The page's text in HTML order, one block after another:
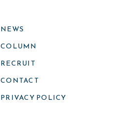
NEWS
COLUMN
RECRUIT
CONTACT
PRIVACY POLICY